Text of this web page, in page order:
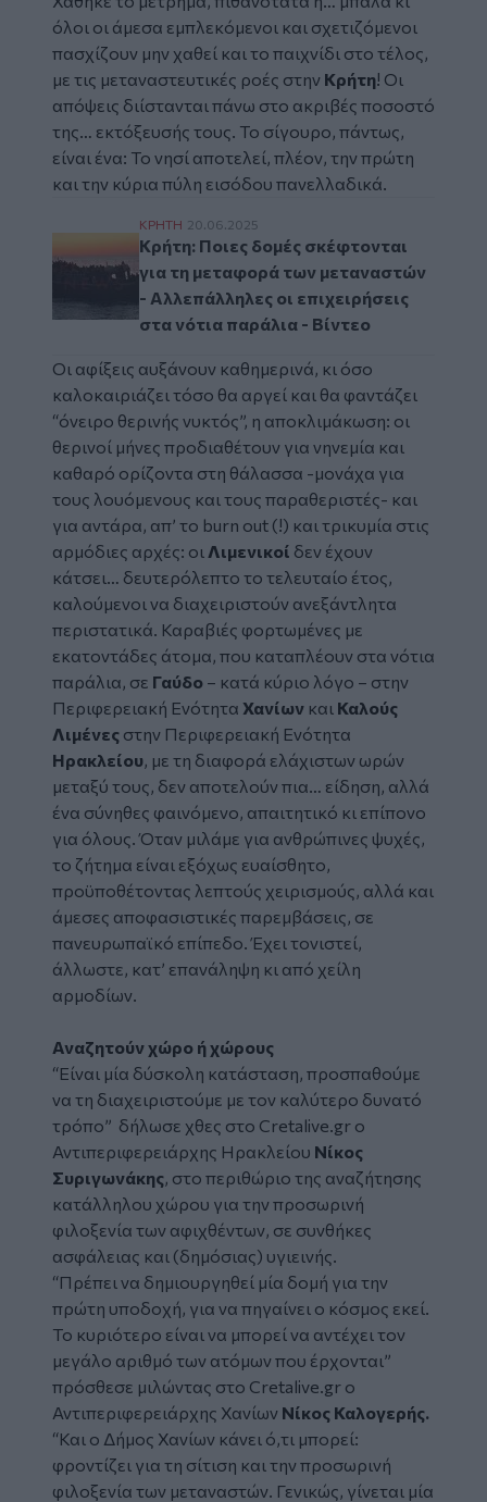
όλοι οι άμεσα εμπλεκόμενοι και σχετιζόμενοι
πασχίζουν μην χαθεί και το παιχνίδι στο τέλος,
με τις μεταναστευτικές ροές στην Κρήτη! Οι
απόψεις διίστανται πάνω στο ακριβές ποσοστό
της… εκτόξευσής τους. Το σίγουρο, πάντως,
είναι ένα: Το νησί αποτελεί, πλέον, την πρώτη
και την κύρια πύλη εισόδου πανελλαδικά.
Κρήτη: Ποιες δομές σκέφτονται για τη
ΚΡΗΤΗ 20.06.2025
Κρήτη: Ποιες δομές σκέφτονται
για τη μεταφορά των μεταναστών
- Αλλεπάλληλες οι επιχειρήσεις
στα νότια παράλια - Βίντεο
Οι αφίξεις αυξάνουν καθημερινά, κι όσο
καλοκαιριάζει τόσο θα αργεί και θα φαντάζει
“όνειρο θερινής νυκτός”, η αποκλιμάκωση: οι
θερινοί μήνες προδιαθέτουν για νηνεμία και
καθαρό ορίζοντα στη θάλασσα -μονάχα για
τους λουόμενους και τους παραθεριστές- και
για αντάρα, απ’ το burn out (!) και τρικυμία στις
αρμόδιες αρχές: οι Λιμενικοί δεν έχουν
κάτσει… δευτερόλεπτο το τελευταίο έτος,
καλούμενοι να διαχειριστούν ανεξάντλητα
περιστατικά. Καραβιές φορτωμένες με
εκατοντάδες άτομα, που καταπλέουν στα νότια
παράλια, σε Γαύδο – κατά κύριο λόγο – στην
Περιφερειακή Ενότητα Χανίων και Καλούς
Λιμένες στην Περιφερειακή Ενότητα
Ηρακλείου, με τη διαφορά ελάχιστων ωρών
μεταξύ τους, δεν αποτελούν πια… είδηση, αλλά
ένα σύνηθες φαινόμενο, απαιτητικό κι επίπονο
για όλους. Όταν μιλάμε για ανθρώπινες ψυχές,
το ζήτημα είναι εξόχως ευαίσθητο,
προϋποθέτοντας λεπτούς χειρισμούς, αλλά και
άμεσες αποφασιστικές παρεμβάσεις, σε
πανευρωπαϊκό επίπεδο. Έχει τονιστεί,
άλλωστε, κατ’ επανάληψη κι από χείλη
αρμοδίων.
Αναζητούν χώρο ή χώρους
“Είναι μία δύσκολη κατάσταση, προσπαθούμε
να τη διαχειριστούμε με τον καλύτερο δυνατό
τρόπο” δήλωσε χθες στο Cretalive.gr ο
Αντιπεριφερειάρχης Ηρακλείου Νίκος
Συριγωνάκης, στο περιθώριο της αναζήτησης
κατάλληλου χώρου για την προσωρινή
φιλοξενία των αφιχθέντων, σε συνθήκες
ασφάλειας και (δημόσιας) υγιεινής.
“Πρέπει να δημιουργηθεί μία δομή για την
πρώτη υποδοχή, για να πηγαίνει ο κόσμος εκεί.
Το κυριότερο είναι να μπορεί να αντέχει τον
μεγάλο αριθμό των ατόμων που έρχονται”
πρόσθεσε μιλώντας στο Cretalive.gr ο
Αντιπεριφερειάρχης Χανίων Νίκος Καλογερής.
“Και ο Δήμος Χανίων κάνει ό,τι μπορεί:
φροντίζει για τη σίτιση και την προσωρινή
φιλοξενία των μεταναστών. Γενικώς, γίνεται μία